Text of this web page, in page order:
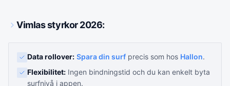
Vimlas styrkor 2026:
Data rollover: Spara din surf precis som hos Hallon.
Flexibilitet: Ingen bindningstid och du kan enkelt byta
surfnivå i appen.